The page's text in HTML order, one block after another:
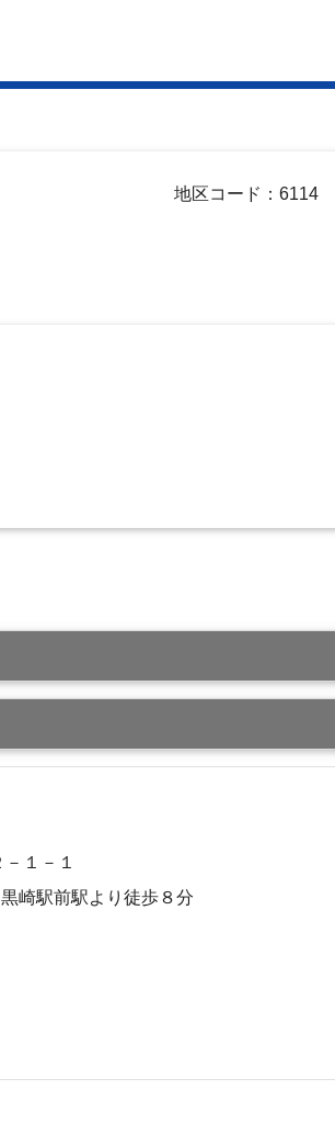
地区コード：6114
１－１
崎駅前駅より徒歩８分